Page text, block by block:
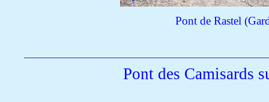
Pont de Rastel
Pont des Camisards